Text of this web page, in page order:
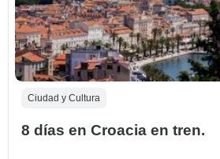
Ciudad y Cultura
8 días en Croacia en tren.